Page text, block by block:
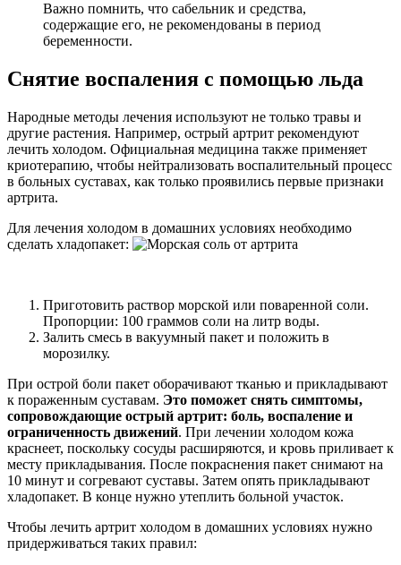
Важно помнить, что сабельник и средства,
содержащие его, не рекомендованы в период
беременности.
Снятие воспаления с помощью льда
Народные методы лечения используют не только травы и
другие растения. Например, острый артрит рекомендуют
лечить холодом. Официальная медицина также применяет
криотерапию, чтобы нейтрализовать воспалительный процесс
в больных суставах, как только проявились первые признаки
артрита.
Для лечения холодом в домашних условиях необходимо
сделать хладопакет:
Приготовить раствор морской или поваренной соли.
Пропорции: 100 граммов соли на литр воды.
Залить смесь в вакуумный пакет и положить в
морозилку.
При острой боли пакет оборачивают тканью и прикладывают
к пораженным суставам. Это поможет снять симптомы,
сопровождающие острый артрит: боль, воспаление и
ограниченность движений. При лечении холодом кожа
краснеет, поскольку сосуды расширяются, и кровь приливает к
месту прикладывания. После покраснения пакет снимают на
10 минут и согревают суставы. Затем опять прикладывают
хладопакет. В конце нужно утеплить больной участок.
Чтобы лечить артрит холодом в домашних условиях нужно
придерживаться таких правил: